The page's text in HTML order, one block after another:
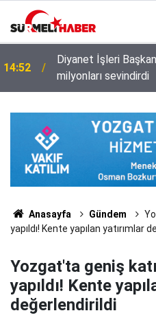
14:52
Diyanet İşleri
milyonları sevindirdi
Anasayfa Gündem
yapıldı! Kente yapılan yatırımlar
Yozgat'ta geniş
yapıldı! Kente
değerlendirildi